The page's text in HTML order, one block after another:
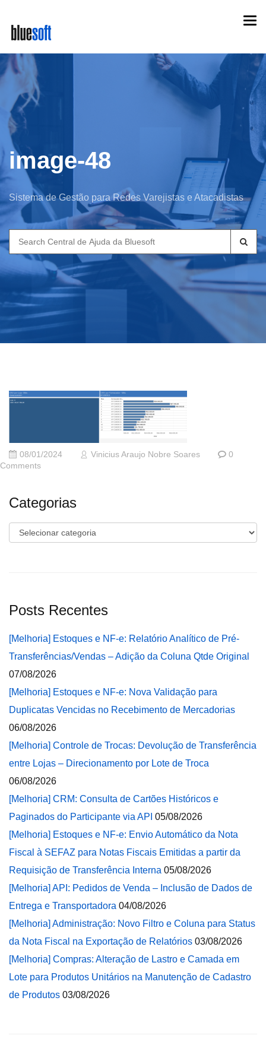
main
content
image-48
Sistema de Gestão para Redes Varejistas e Atacadistas
Search
for:
08/01/2024 Vinicius Araujo Nobre Soares
0
Comments
Categorias
Categorias
Posts Recentes
[Melhoria] Estoques e NF-e: Relatório Analítico de Pré-
Transferências/Vendas – Adição da Coluna Qtde Original
07/08/2026
[Melhoria] Estoques e NF-e: Nova Validação para
Duplicatas Vencidas no Recebimento de Mercadorias
06/08/2026
[Melhoria] Controle de Trocas: Devolução de Transferência
entre Lojas – Direcionamento por Lote de Troca
06/08/2026
[Melhoria] CRM: Consulta de Cartões Históricos e
Paginados do Participante via API 05/08/2026
[Melhoria] Estoques e NF-e: Envio Automático da Nota
Fiscal à SEFAZ para Notas Fiscais Emitidas a partir da
Requisição de Transferência Interna 05/08/2026
[Melhoria] API: Pedidos de Venda – Inclusão de Dados de
Entrega e Transportadora 04/08/2026
[Melhoria] Administração: Novo Filtro e Coluna para Status
da Nota Fiscal na Exportação de Relatórios 03/08/2026
[Melhoria] Compras: Alteração de Lastro e Camada em
Lote para Produtos Unitários na Manutenção de Cadastro
de Produtos 03/08/2026